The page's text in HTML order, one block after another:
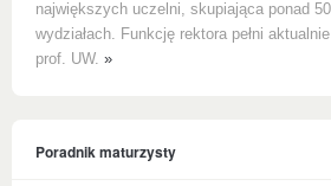
największych uczelni, skupiająca ponad
wydziałach. Funkcję rektora pełni
prof. UW. »
Poradnik maturzysty